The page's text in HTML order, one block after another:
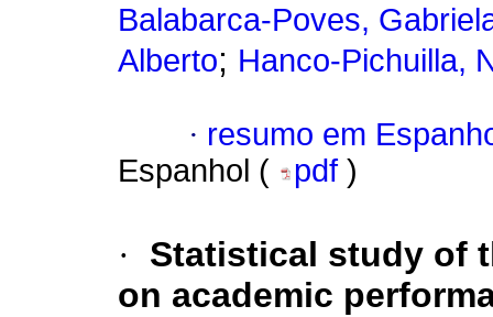
Balabarca-Poves,
Alberto; Hanco-Pichuilla,
· resumo em
Espanhol (
pdf )
·
Statistical study of
on academic